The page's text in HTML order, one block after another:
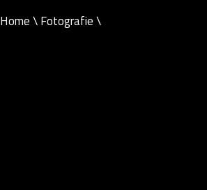
Home\Fotografie\